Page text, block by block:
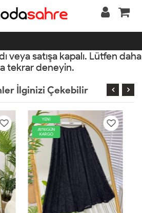
veya satışa kapalı. Lütfen daha
tekrar deneyin.
İlginizi Çekebilir
YENİ
AYNIGÜN
KARGO